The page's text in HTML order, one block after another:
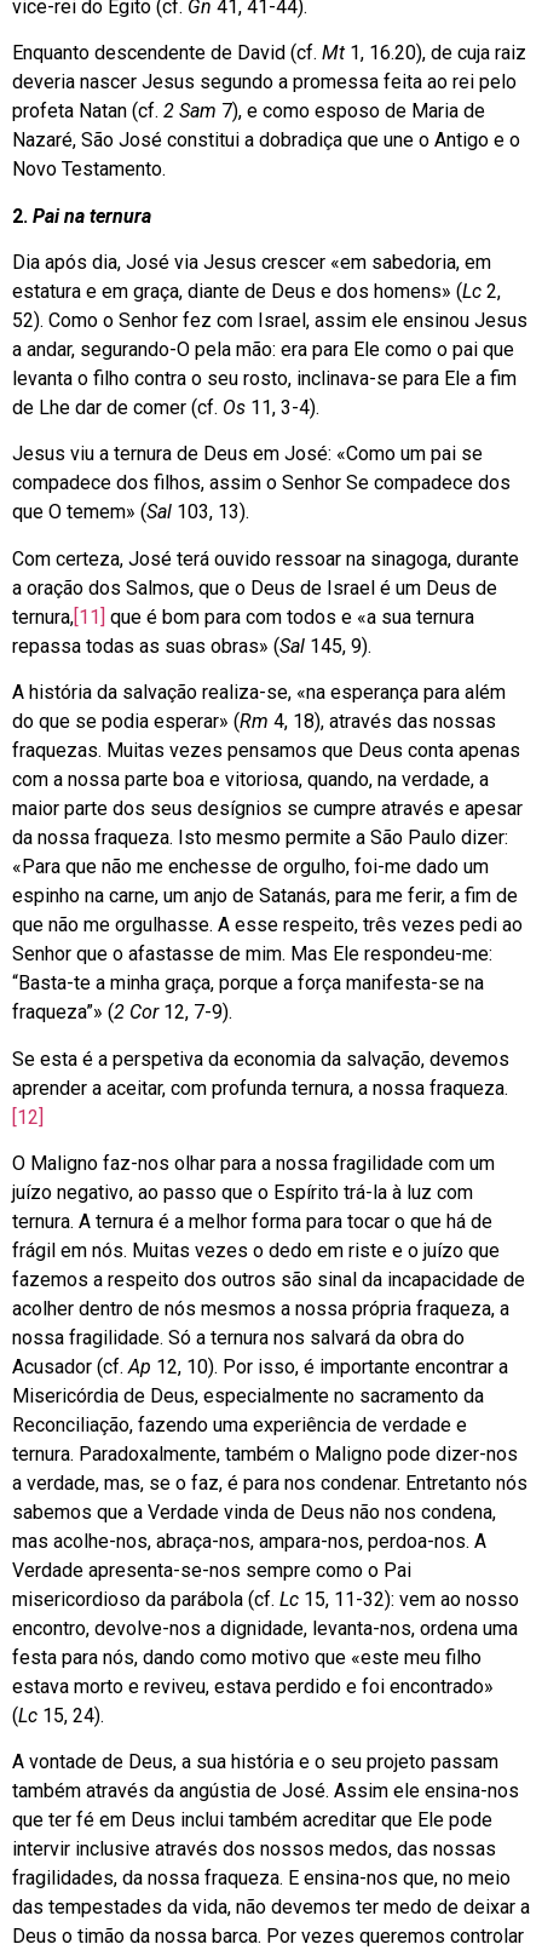
vice-rei do Egito (cf. Gn 41, 41-44).
Enquanto descendente de David (cf. Mt 1, 16.20), de cuja raiz
deveria nascer Jesus segundo a promessa feita ao rei pelo
profeta Natan (cf. 2 Sam 7), e como esposo de Maria de
Nazaré, São José constitui a dobradiça que une o Antigo e o
Novo Testamento.
2. Pai na ternura
Dia após dia, José via Jesus crescer «em sabedoria, em
estatura e em graça, diante de Deus e dos homens» (Lc 2,
52). Como o Senhor fez com Israel, assim ele ensinou Jesus
a andar, segurando-O pela mão: era para Ele como o pai que
levanta o filho contra o seu rosto, inclinava-se para Ele a fim
de Lhe dar de comer (cf. Os 11, 3-4).
Jesus viu a ternura de Deus em José: «Como um pai se
compadece dos filhos, assim o Senhor Se compadece dos
que O temem» (Sal 103, 13).
Com certeza, José terá ouvido ressoar na sinagoga, durante
a oração dos Salmos, que o Deus de Israel é um Deus de
ternura,[11] que é bom para com todos e «a sua ternura
repassa todas as suas obras» (Sal 145, 9).
A história da salvação realiza-se, «na esperança para além
do que se podia esperar» (Rm 4, 18), através das nossas
fraquezas. Muitas vezes pensamos que Deus conta apenas
com a nossa parte boa e vitoriosa, quando, na verdade, a
maior parte dos seus desígnios se cumpre através e apesar
da nossa fraqueza. Isto mesmo permite a São Paulo dizer:
«Para que não me enchesse de orgulho, foi-me dado um
espinho na carne, um anjo de Satanás, para me ferir, a fim de
que não me orgulhasse. A esse respeito, três vezes pedi ao
Senhor que o afastasse de mim. Mas Ele respondeu-me:
“Basta-te a minha graça, porque a força manifesta-se na
fraqueza”» (2 Cor12, 7-9).
Se esta é a perspetiva da economia da salvação, devemos
aprender a aceitar, com profunda ternura, a nossa fraqueza.
[12]
O Maligno faz-nos olhar para a nossa fragilidade com um
juízo negativo, ao passo que o Espírito trá-la à luz com
ternura. A ternura é a melhor forma para tocar o que há de
frágil em nós. Muitas vezes o dedo em riste e o juízo que
fazemos a respeito dos outros são sinal da incapacidade de
acolher dentro de nós mesmos a nossa própria fraqueza, a
nossa fragilidade. Só a ternura nos salvará da obra do
Acusador (cf.Ap 12, 10). Por isso, é importante encontrar a
Misericórdia de Deus, especialmente no sacramento da
Reconciliação, fazendo uma experiência de verdade e
ternura. Paradoxalmente, também o Maligno pode dizer-nos
a verdade, mas, se o faz, é para nos condenar. Entretanto nós
sabemos que a Verdade vinda de Deus não nos condena,
mas acolhe-nos, abraça-nos, ampara-nos, perdoa-nos. A
Verdade apresenta-se-nos sempre como o Pai
misericordioso da parábola (cf. Lc 15, 11-32): vem ao nosso
encontro, devolve-nos a dignidade, levanta-nos, ordena uma
festa para nós, dando como motivo que «este meu filho
estava morto e reviveu, estava perdido e foi encontrado»
(Lc 15, 24).
A vontade de Deus, a sua história e o seu projeto passam
também através da angústia de José. Assim ele ensina-nos
que ter fé em Deus inclui também acreditar que Ele pode
intervir inclusive através dos nossos medos, das nossas
fragilidades, da nossa fraqueza. E ensina-nos que, no meio
das tempestades da vida, não devemos ter medo de deixar a
Deus o timão da nossa barca. Por vezes queremos controlar